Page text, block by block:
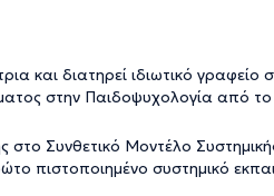
και διατηρεί ιδιωτικό γραφείο
στην Παιδοψυχολογία από
Συνθετικό Μοντέλο
πιστοποιημένο συστημικό